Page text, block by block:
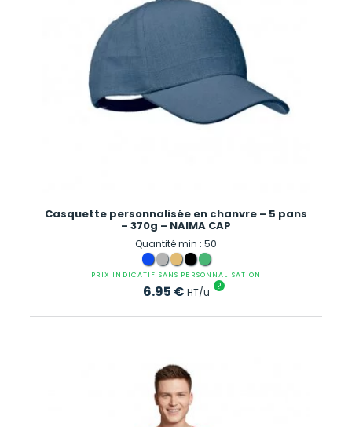
Casquette personnalisée en chanvre – 5 pans
– 370g – NAIMA CAP
Quantité min : 50
PRIX INDICATIF SANS PERSONNALISATION
6.95 € HT/u ?